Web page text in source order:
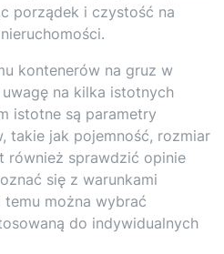
porządek i czystość na
kontenerów na gruz w
na kilka istotnych
istotne są parametry
takie jak pojemność, rozmiar
również sprawdzić opinie
się z warunkami
temu można wybrać
do indywidualnych